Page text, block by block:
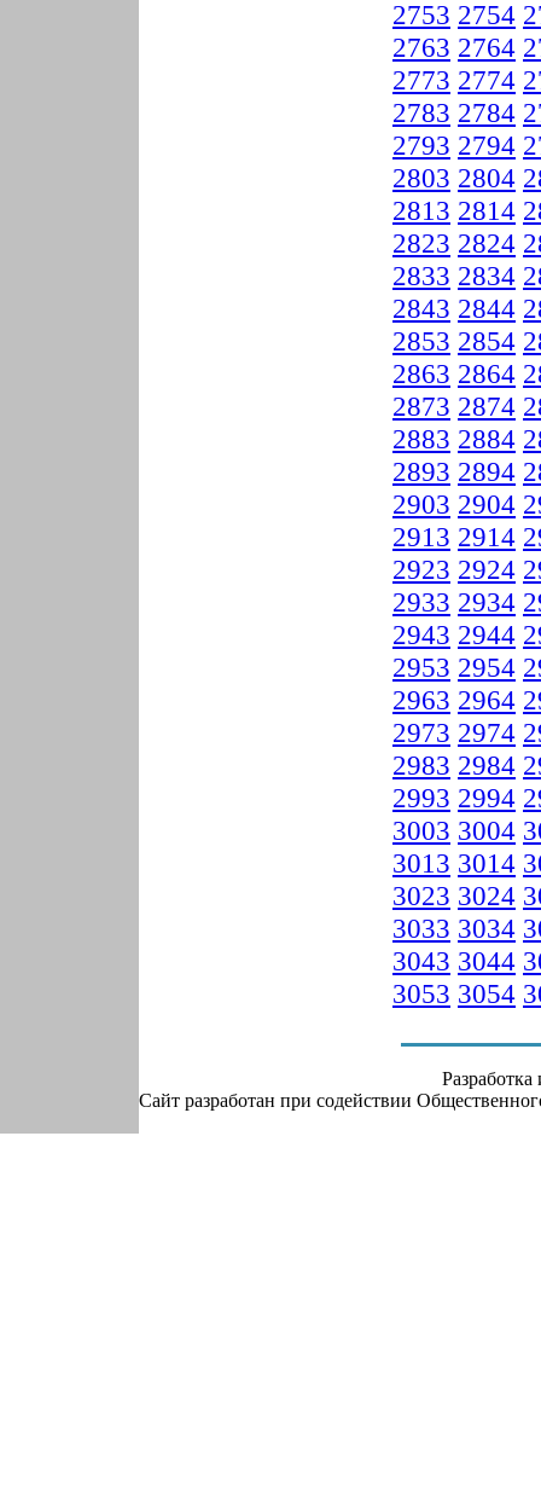
2753 2754
2763 2764
2773 2774
2783 2784
2793 2794
2803 2804
2813 2814
2823 2824
2833 2834
2843 2844
2853 2854
2863 2864
2873 2874
2883 2884
2893 2894
2903 2904
2913 2914
2923 2924
2933 2934
2943 2944
2953 2954
2963 2964
2973 2974
2983 2984
2993 2994
3003 3004
3013 3014
3023 3024
3033 3034
3043 3044
3053 3054
Сайт разработан при содействии